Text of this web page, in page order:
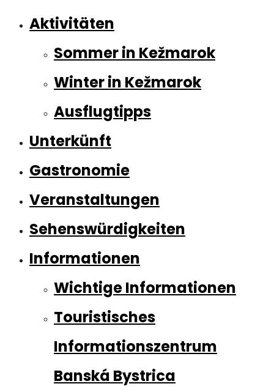
Aktivitäten
Sommer in Kežmarok
Winter in Kežmarok
Ausflugtipps
Unterkünft
Gastronomie
Veranstaltungen
Sehenswürdigkeiten
Informationen
Wichtige Informationen
Touristisches
Informationszentrum
Banská Bystrica